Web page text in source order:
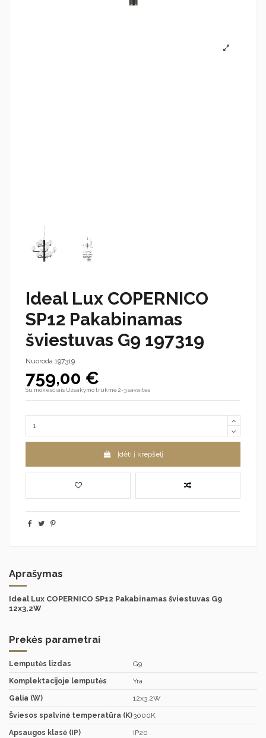
Ideal Lux COPERNICO
SP12 Pakabinamas
šviestuvas G9 197319
Nuoroda 197319
759,00 €
Su mokesčiais Užsakymo trukmė 2-3 savaitės
Įdėti į krepšelį
Aprašymas
Ideal Lux COPERNICO SP12 Pakabinamas šviestuvas G9
12x3,2W
Prekės parametrai
Lemputės lizdas G9
Komplektacijoje lemputės Yra
Galia (W) 12x3,2W
Šviesos spalvinė temperatūra (K)3000K
Apsaugos klasė (IP) IP20